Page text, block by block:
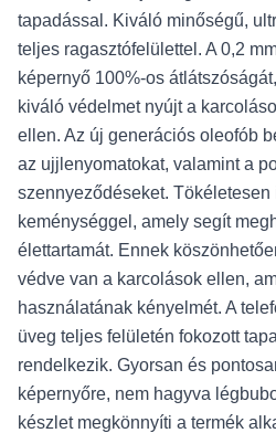
tapadással. Kiváló minőségű,
teljes ragasztófelülettel. A 0,2
képernyő 100%-os
kiváló védelmet nyújt a
ellen. Az új generációs oleofób
az ujjlenyomatokat, valamint a
szennyeződéseket.
keménységgel, amely segít
élettartamát. Ennek
védve van a karcolások ellen,
használatának kényelmét. A
üveg teljes felületén fokozott
rendelkezik. Gyorsan és
képernyőre, nem hagyva
készlet megkönnyíti a termék